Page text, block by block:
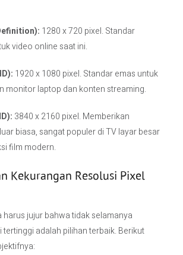
1280 x 720 pixel. Standar
video online saat ini.
1920 x 1080 pixel. Standar emas untuk
monitor laptop dan konten streaming.
3840 x 2160 pixel. Memberikan
biasa, sangat populer di TV layar besar
film modern.
Kekurangan Resolusi Pixel
harus jujur bahwa tidak selamanya
adalah pilihan terbaik. Berikut